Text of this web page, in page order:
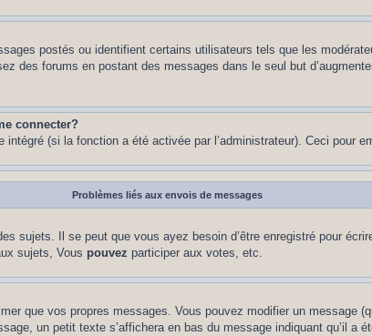
postés ou identifient certains utilisateurs tels que les
des forums en postant des messages dans le seul but
connecter?
(si la fonction a été activée par l’administrateur). Ceci pour
Problèmes liés aux envois de messages
sujets. Il se peut que vous ayez besoin d’être enregistré pour
sujets, Vous pouvez participer aux votes, etc.
que vos propres messages. Vous pouvez modifier un message
un petit texte s’affichera en bas du message indiquant qu’il a